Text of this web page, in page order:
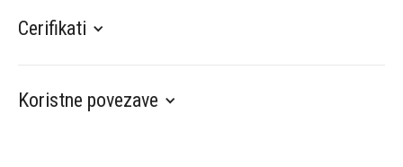
Cerifikati
Koristne povezave